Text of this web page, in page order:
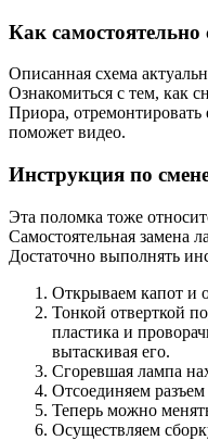
Как самостоятельно
Описанная схема
Ознакомиться с тем, как
Приора,
поможет видео.
Инструкция по
Эта поломка тоже
Самостоятельная замена
Достаточно выполнять
Открываем капот и
Тонкой отверткой
пластика и
вытаскивая его.
Сгоревшая лампа
Отсоединяем разъем
Теперь можно
Осуществляем